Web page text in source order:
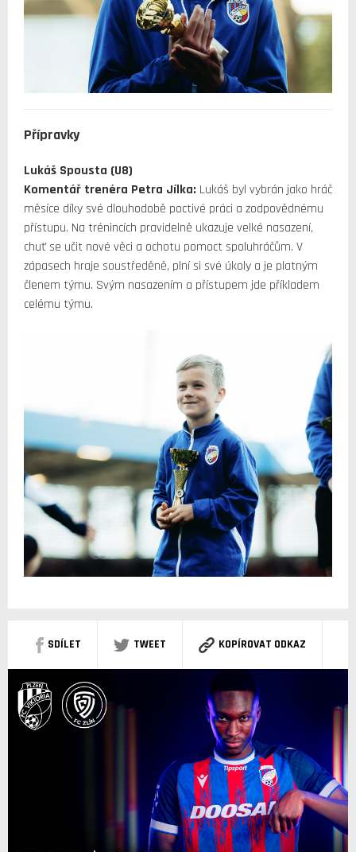
Přípravky
Lukáš Spousta (U8)
Komentář trenéra Petra Jílka: Lukáš byl vybrán jako hráč
měsíce díky své dlouhodobě poctivé práci a zodpovědnému
přístupu. Na trénincích pravidelně ukazuje velké nasazení,
chuť se učit nové věci a ochotu pomoct spoluhráčům. V
zápasech hraje soustředěně, plní si své úkoly a je platným
členem týmu. Svým nasazením a přístupem jde příkladem
celému týmu.
SDÍLET TWEET KOPÍROVAT ODKAZ